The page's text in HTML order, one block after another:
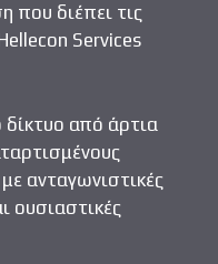
που διέπει τις
Services
δίκτυο από άρτια
ανταγωνιστικές
ουσιαστικές